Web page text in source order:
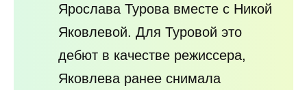
Ярослава Турова вместе с Никой
Яковлевой. Для Туровой это
дебют в качестве режиссера,
Яковлева ранее снимала